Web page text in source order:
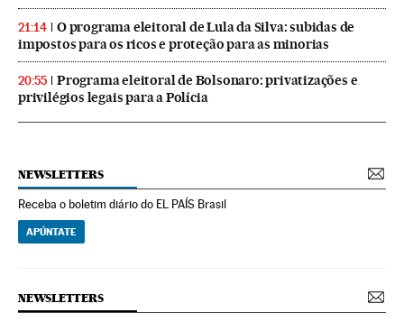
21:14
O programa eleitoral de Lula da Silva: subidas de
impostos para os ricos e proteção para as minorias
20:55
Programa eleitoral de Bolsonaro: privatizações e
privilégios legais para a Polícia
NEWSLETTERS
Receba o boletim diário do EL PAÍS Brasil
APÚNTATE
NEWSLETTERS